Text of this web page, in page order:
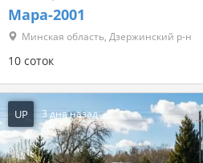
Мара-2001
Минская область, Дзержинский р-н
10 соток
UP 3 дня назад